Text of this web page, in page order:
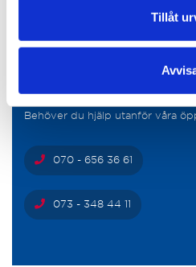
Tillåt
Jour
Behöver du hjälp utanför våra
070 - 656 36 61
073 - 348 44 11